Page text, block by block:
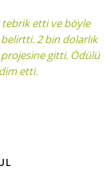
etti ve böyle
2 bin dolarlık
gitti. Ödülü
etti.